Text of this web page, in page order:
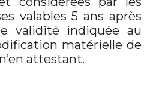
valables 5 ans après
validité indiquée au
matérielle de
attestant.